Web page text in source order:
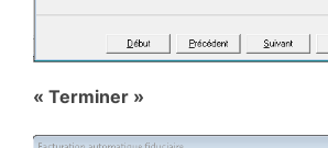
« Terminer »